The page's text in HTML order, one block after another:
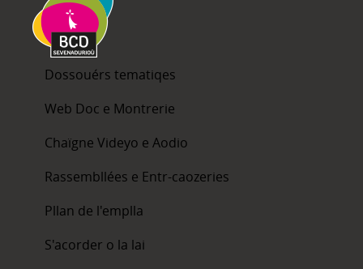
Dossouérs tematiqes
Web Doc e Montrerie
Chaïgne Videyo e Aodio
Rassembllées e Entr-caozeries
Pllan de l'emplla
S'acorder o la lai